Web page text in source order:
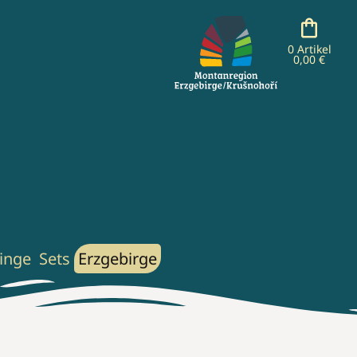
0 Artikel
0,00 €
Sets Erzgebirge